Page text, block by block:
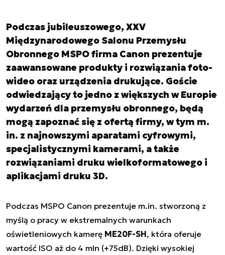
Podczas jubileuszowego, XXV
Międzynarodowego Salonu Przemysłu
Obronnego MSPO firma Canon prezentuje
zaawansowane produkty i rozwiązania foto-
wideo oraz urządzenia drukujące. Goście
odwiedzający to jedno z większych w Europie
wydarzeń dla przemysłu obronnego, będą
mogą zapoznać się z ofertą firmy, w tym m.
in. z najnowszymi aparatami cyfrowymi,
specjalistycznymi kamerami, a także
rozwiązaniami druku wielkoformatowego i
aplikacjami druku 3D.
Podczas MSPO Canon prezentuje m.in. stworzoną z
myślą o pracy w ekstremalnych warunkach
oświetleniowych kamerę ME20F-SH, która oferuje
wartość ISO aż do 4 mln (+75dB). Dzięki wysokiej